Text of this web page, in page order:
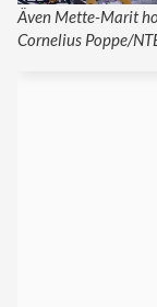
Även Mette-Marit
Cornelius Poppe/